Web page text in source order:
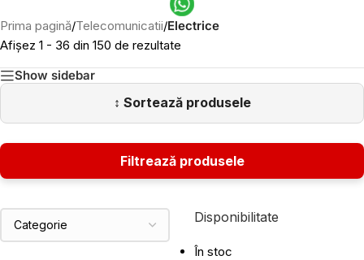
Prima pagină/Telecomunicatii/Electrice
Afișez 1 - 36 din 150 de rezultate
Show sidebar
Disponibilitate
În stoc